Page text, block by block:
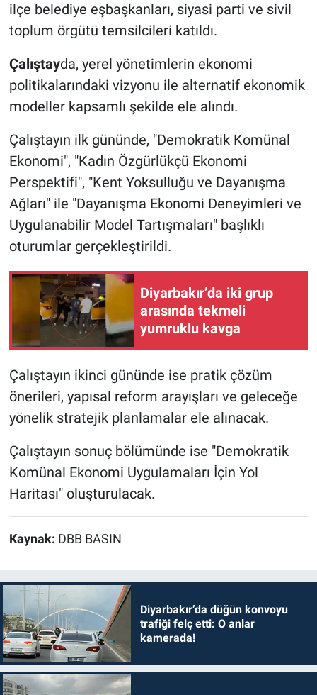
ilçe belediye eşbaşkanları, siyasi parti ve sivil
toplum örgütü temsilcileri katıldı.
Çalıştayda, yerel yönetimlerin ekonomi
politikalarındaki vizyonu ile alternatif ekonomik
modeller kapsamlı şekilde ele alındı.
Çalıştayın ilk gününde, "Demokratik Komünal
Ekonomi", "Kadın Özgürlükçü Ekonomi
Perspektifi", "Kent Yoksulluğu ve Dayanışma
Ağları" ile "Dayanışma Ekonomi Deneyimleri ve
Uygulanabilir Model Tartışmaları" başlıklı
oturumlar gerçekleştirildi.
Diyarbakır’da iki grup
arasında tekmeli
yumruklu kavga
Çalıştayın ikinci gününde ise pratik çözüm
önerileri, yapısal reform arayışları ve geleceğe
yönelik stratejik planlamalar ele alınacak.
Çalıştayın sonuç bölümünde ise "Demokratik
Komünal Ekonomi Uygulamaları İçin Yol
Haritası" oluşturulacak.
Kaynak: DBB BASIN
Diyarbakır’da düğün konvoyu
trafiği felç etti: O anlar
kamerada!